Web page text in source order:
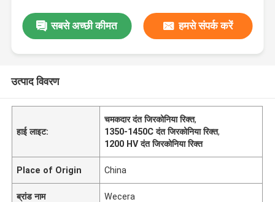
सबसे अच्छी कीमत हमसे संपर्क करें
उत्पाद विवरण
हाई लाइट:
चमकदार दंत जिरकोनिया रिक्त,
1350-1450C दंत जिरकोनिया रिक्त,
1200 HV दंत जिरकोनिया रिक्त
Place of Origin China
ब्रांड नाम Wecera